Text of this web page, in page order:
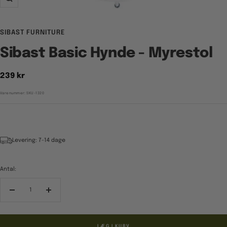
Zoom
SIBAST FURNITURE
Sibast Basic Hynde - Myrestol
Tilbudspris
239 kr
Varenummer:SKU-1320
Levering: 7-14 dage
Antal:
Reducér
Forøg
LÆG I KURV